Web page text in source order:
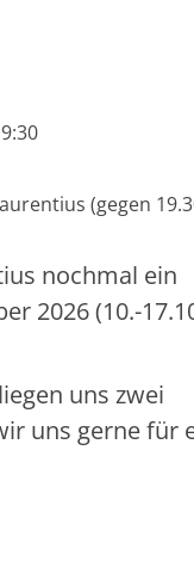
(gegen
nochmal ein
2026 (10.-
uns zwei
uns gerne für